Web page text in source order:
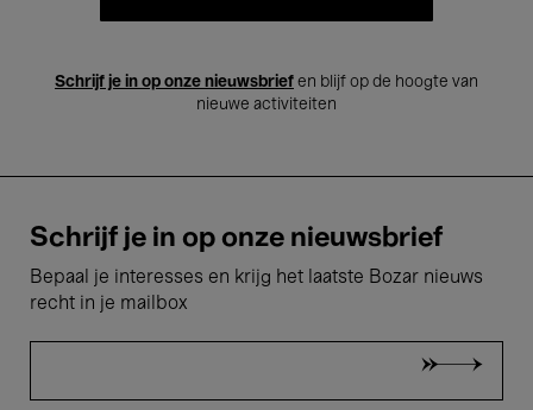
Schrijf je in op onze nieuwsbrief en blijf op de hoogte van
nieuwe activiteiten
Schrijf je in op onze nieuwsbrief
Bepaal je interesses en krijg het laatste Bozar nieuws
recht in je mailbox